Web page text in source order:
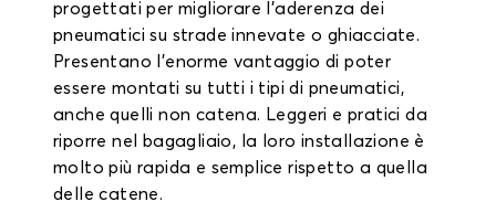
progettati per migliorare l'aderenza dei
pneumatici su strade innevate o ghiacciate.
Presentano l'enorme vantaggio di poter
essere montati su tutti i tipi di pneumatici,
anche quelli non catena. Leggeri e pratici da
riporre nel bagagliaio, la loro installazione è
molto più rapida e semplice rispetto a quella
delle catene.